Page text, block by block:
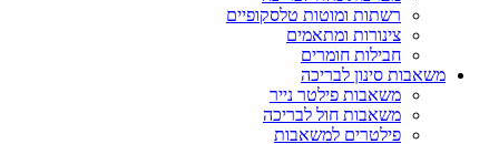
רשתות ומוטות טלסקופיים
צינורות ומתאמים
חבילות חומרים
משאבות סינון לבריכה
משאבות פילטר נייר
משאבות חול לבריכה
פילטרים למשאבות